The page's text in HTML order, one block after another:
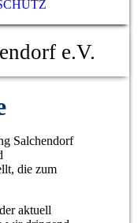
e.V.
Salchendorf
die zum
aktuell